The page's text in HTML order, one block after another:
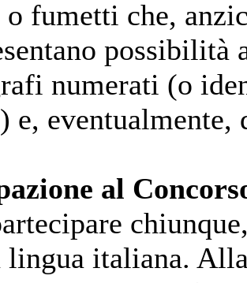
fumetti che,
possibilità
numerati (o
e,
al
lingua italiana.